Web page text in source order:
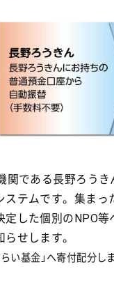
関である長野ろう
テムです。集まっ
した個別のNPO
せします。
い基金」へ寄付配分し